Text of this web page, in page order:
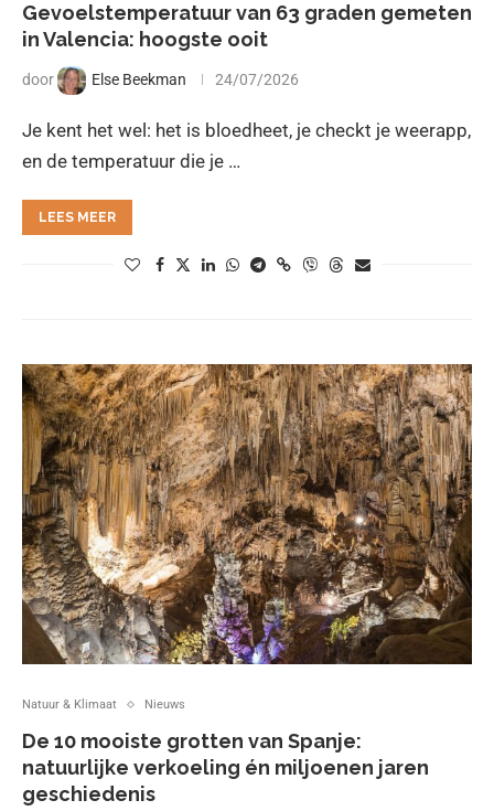
Gevoelstemperatuur van 63 graden gemeten
in Valencia: hoogste ooit
door Else Beekman 24/07/2026
Je kent het wel: het is bloedheet, je checkt je weerapp,
en de temperatuur die je …
LEES MEER
Natuur & Klimaat Nieuws
De 10 mooiste grotten van Spanje:
natuurlijke verkoeling én miljoenen jaren
geschiedenis